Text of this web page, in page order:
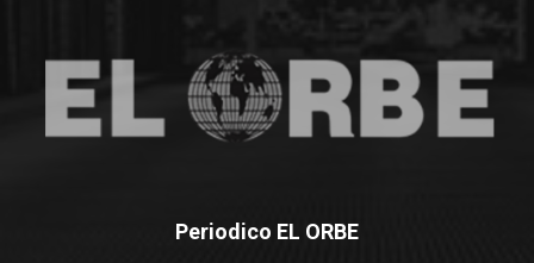
Periodico EL ORBE